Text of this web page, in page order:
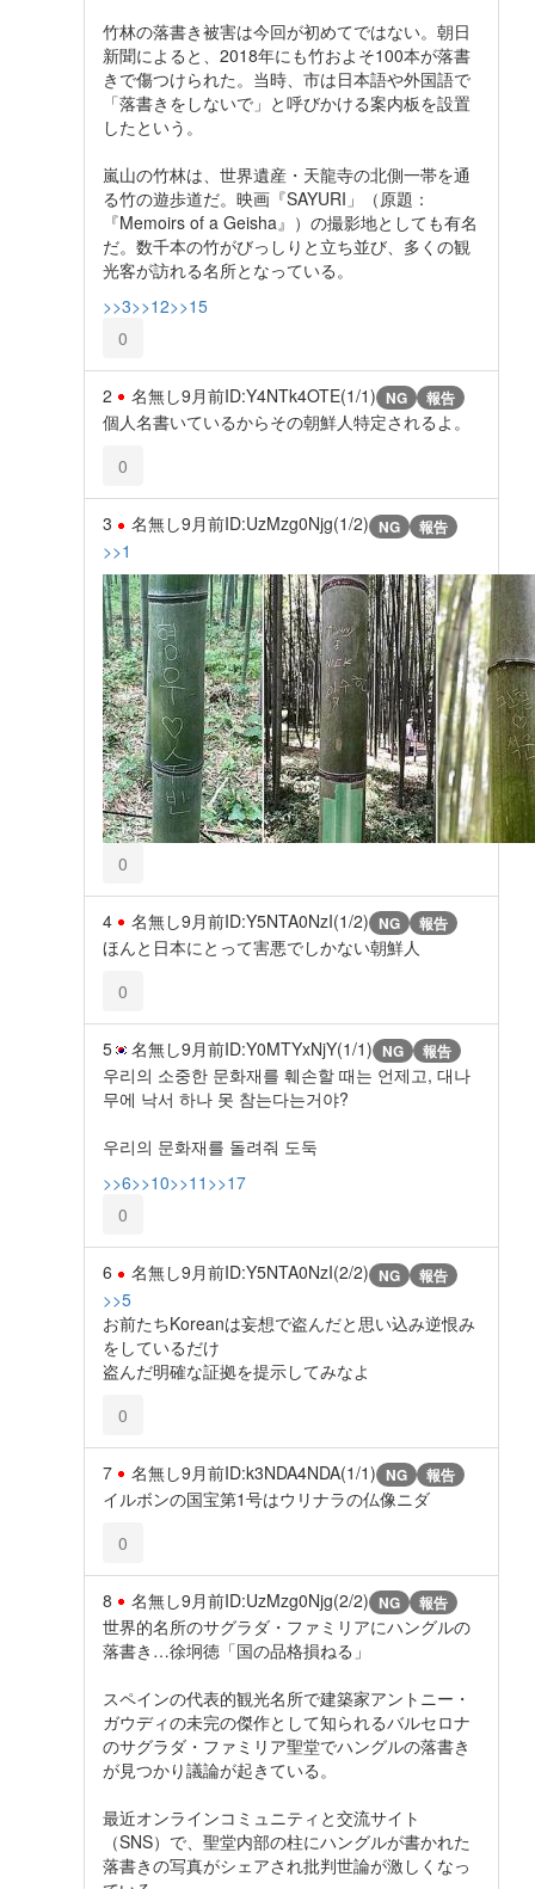
竹林の落書き被害は今回が初めてではない。朝日
新聞によると、2018年にも竹およそ100本が落書
きで傷つけられた。当時、市は日本語や外国語で
「落書きをしないで」と呼びかける案内板を設置
したという。
嵐山の竹林は、世界遺産・天龍寺の北側一帯を通
る竹の遊歩道だ。映画『SAYURI」（原題：
『Memoirs of a Geisha』）の撮影地としても有名
だ。数千本の竹がびっしりと立ち並び、多くの観
光客が訪れる名所となっている。
>>3>>12>>15
0
2 名無し9月前ID:Y4NTk4OTE(1/1) NG 報告
個人名書いているからその朝鮮人特定されるよ。
0
3 名無し9月前ID:UzMzg0Njg(1/2) NG 報告
>>1
0
4 名無し9月前ID:Y5NTA0NzI(1/2) NG 報告
ほんと日本にとって害悪でしかない朝鮮人
0
5 名無し9月前ID:Y0MTYxNjY(1/1) NG 報告
우리의 소중한 문화재를 훼손할 때는 언제고, 대나
무에 낙서 하나 못 참는다는거야?
우리의 문화재를 돌려줘 도둑
>>6>>10>>11 >>17
0
6 名無し9月前ID:Y5NTA0NzI(2/2) NG 報告
>>5
お前たちKoreanは妄想で盗んだと思い込み逆恨み
をしているだけ
盗んだ明確な証拠を提示してみなよ
0
7 名無し9月前ID:k3NDA4NDA(1/1) NG 報告
イルボンの国宝第1号はウリナラの仏像ニダ
0
8 名無し9月前ID:UzMzg0Njg(2/2) NG 報告
世界的名所のサグラダ・ファミリアにハングルの
落書き…徐坰徳「国の品格損ねる」
スペインの代表的観光名所で建築家アントニー・
ガウディの未完の傑作として知られるバルセロナ
のサグラダ・ファミリア聖堂でハングルの落書き
が見つかり議論が起きている。
最近オンラインコミュニティと交流サイト
（SNS）で、聖堂内部の柱にハングルが書かれた
落書きの写真がシェアされ批判世論が激しくなっ